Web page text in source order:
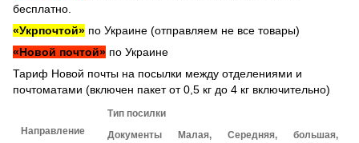
бесплатно.
«Укрпочтой» по Украине (отправляем не все товары)
«Новой почтой» по Украине
Тариф Новой почты на посылки между отделениями и
почтоматами (включен пакет от 0,5 кг до 4 кг включительно)
Направление
Тип посилки
Документы
Малая,
Середняя,
большая,